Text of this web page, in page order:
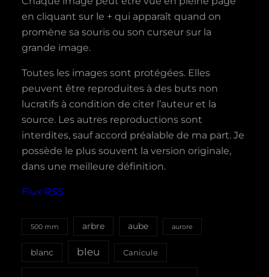
en cliquant sur le + qui apparaît quand on
promène sa souris ou son curseur sur la
grande image.
Toutes les images sont protégées. Elles
peuvent être reproduites à des buts non
lucratifs à condition de citer l’auteur et la
source. Les autres reproductions sont
interdites, sauf accord préalable de ma part. Je
possède le plus souvent la version originale,
dans une meilleure définition.
Flux RSS
500 mm arbre aube aurore
blanc bleu Canicule